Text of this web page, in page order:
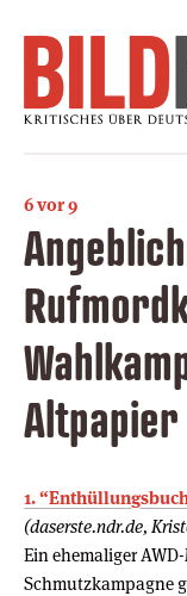
6 vor 9
Altpapier
1.
(daserste.ndr.de,
Ein ehemaliger
Schmutzkampagne